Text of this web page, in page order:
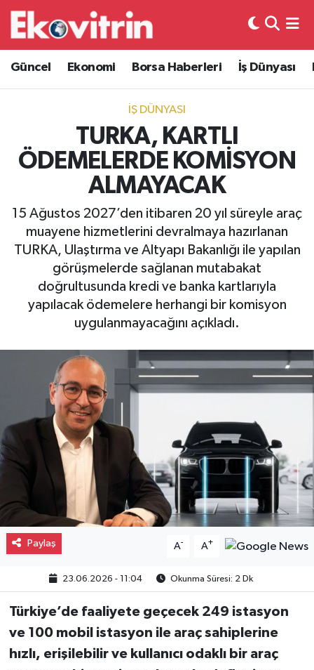
Güncel Ekonomi Borsa Haberleri İş Dünyası
İŞ DÜNYASI
TURKA, KARTLI
ÖDEMELERDE KOMİSYON
ALMAYACAK
15 Ağustos 2027’den itibaren 20 yıl süreyle araç
muayene hizmetlerini devralmaya hazırlanan
TURKA, Ulaştırma ve Altyapı Bakanlığı ile yapılan
görüşmelerde sağlanan mutabakat
doğrultusunda kredi ve banka kartlarıyla
yapılacak ödemelere herhangi bir komisyon
uygulanmayacağını açıkladı.
Paylaş A- A+
23.06.2026 - 11:04 Okunma Süresi: 2 Dk
Türkiye’de faaliyete geçecek 249 istasyon
ve 100 mobil istasyon ile araç sahiplerine
hızlı, erişilebilir ve kullanıcı odaklı bir araç
Güncel
Ekonomi
Borsa Haberleri
İş Dünyası
Otovitrin
Asayiş
Magazin
Spor
Eğitim
Hava Durumu
Trafik Durumu
Süper Lig Puan Durumu ve Fikstür
Tüm Manşetler
Son Dakika Haberleri
Haber Arşivi